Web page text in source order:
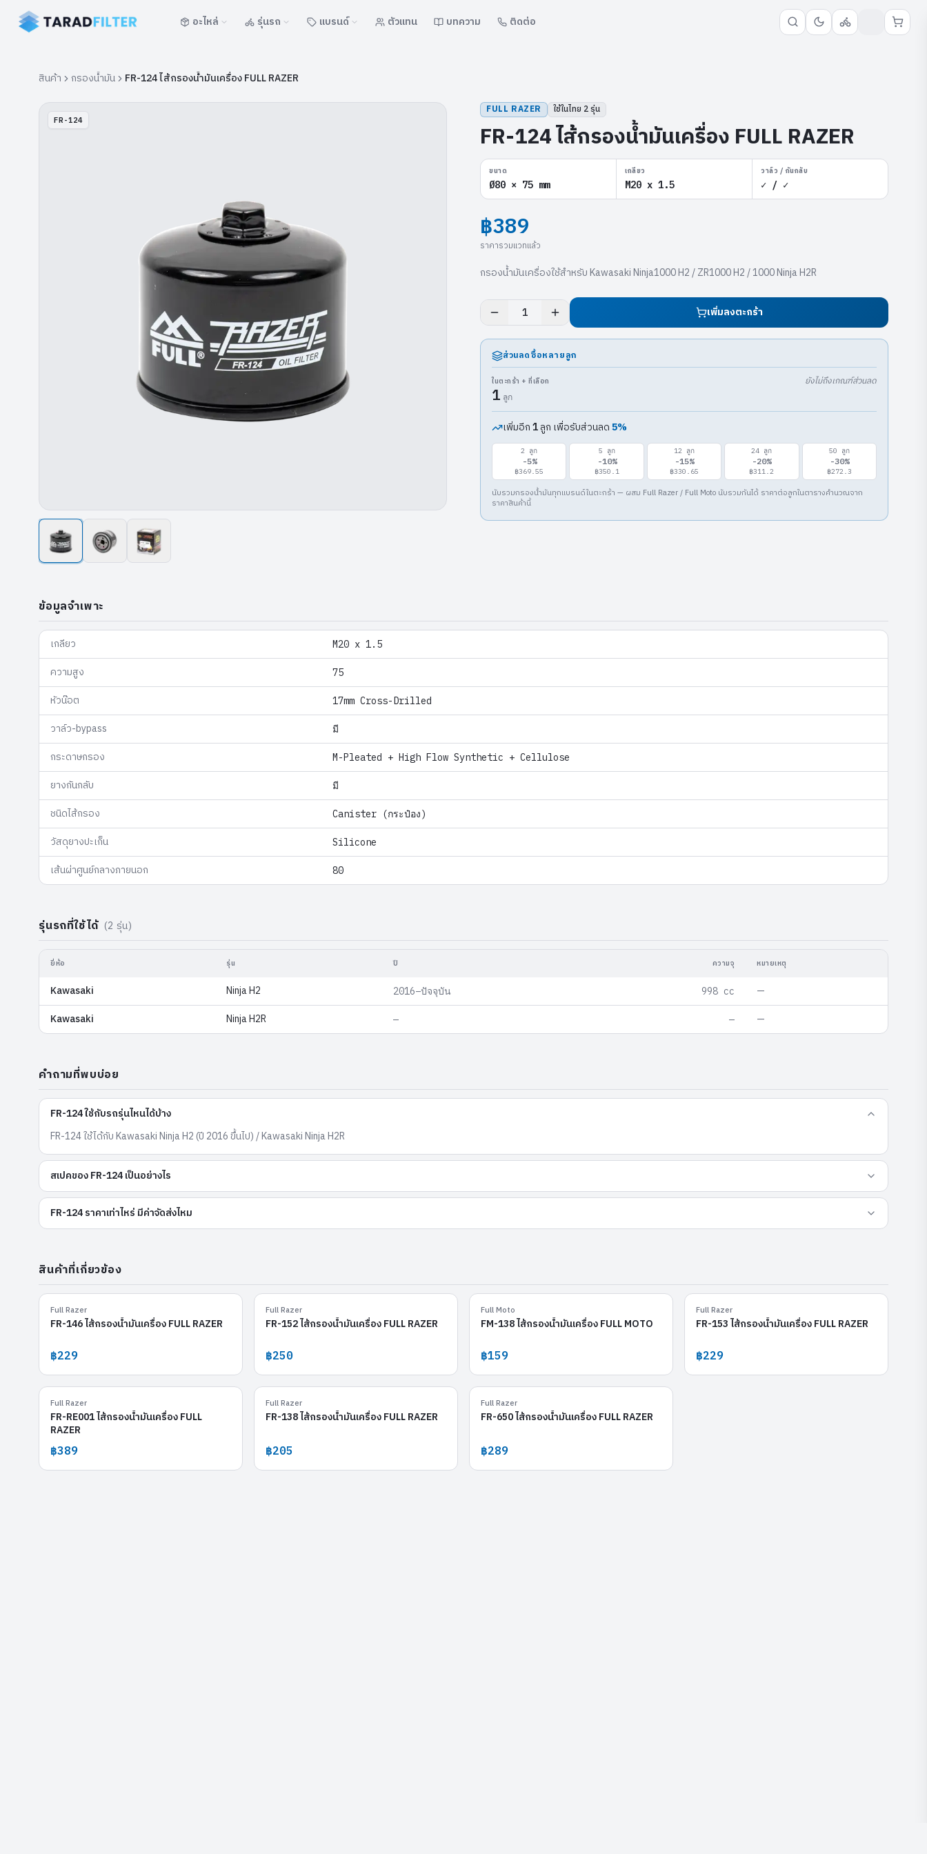
อะไหล่ รุ่นรถ แบรนด์ ตัวแทน บทความ ติดต่อ
สินค้า กรองน้ำมัน FR-124 ไส้กรองน้ำมันเครื่อง FULL RAZER
FR-124
FULL RAZER ใช้ในไทย 2รุ่น
FR-124 ไส้กรองน้ำมันเครื่อง FULL RAZER
ขนาด
Ø80 × 75 mm
เกลียว
M20 x 1.5
วาล์ว / กันกลับ
✓ / ✓
฿389
ราคารวมแวทแล้ว
กรองน้ำมันเครื่องใช้สำหรับ Kawasaki Ninja1000 H2 / ZR1000 H2 / 1000 Ninja H2R
1 เพิ่มลงตะกร้า
ส่วนลดซื้อหลายลูก
ในตะกร้า + ที่เลือก
1 ลูก
ยังไม่ถึงเกณฑ์ส่วนลด
เพิ่มอีก 1ลูก เพื่อรับส่วนลด5%
2 ลูก
-5%
฿369.55
5 ลูก
-10%
฿350.1
12 ลูก
-15%
฿330.65
24 ลูก
-20%
฿311.2
50 ลูก
-30%
฿272.3
นับรวมกรองน้ำมันทุกแบรนด์ในตะกร้า — ผสม Full Razer / Full Moto นับรวมกันได้ ราคาต่อลูกในตารางคำนวณจาก
ราคาสินค้านี้
ข้อมูลจำเพาะ
เกลียว M20 x 1.5
ความสูง 75
หัวน๊อต 17mm Cross-Drilled
วาล์ว-bypass มี
กระดาษกรอง M-Pleated + High Flow Synthetic + Cellulose
ยางกันกลับ มี
ชนิดไส้กรอง Canister (กระป๋อง)
วัสดุยางปะเก็น Silicone
เส้นผ่าศูนย์กลางภายนอก 80
รุ่นรถที่ใช้ได้ (2 รุ่น)
ยี่ห้อ รุ่น ปี ความจุ หมายเหตุ
Kawasaki Ninja H2 2016–ปัจจุบัน 998 cc
—
Kawasaki
Ninja H2R — — —
คำถามที่พบบ่อย
FR-124 ใช้กับรถรุ่นไหนได้บ้าง
FR-124 ใช้ได้กับ Kawasaki Ninja H2 (ปี 2016 ขึ้นไป) / Kawasaki Ninja H2R
สเปคของ FR-124 เป็นอย่างไร
FR-124 ราคาเท่าไหร่ มีค่าจัดส่งไหม
สินค้าที่เกี่ยวข้อง
Full Razer
FR-146 ไส้กรองน้ำมันเครื่อง FULL RAZER
฿229
Full Razer
FR-152 ไส้กรองน้ำมันเครื่อง FULL RAZER
฿250
Full Moto
FM-138 ไส้กรองน้ำมันเครื่อง FULL MOTO
฿159
Full Razer
FR-153 ไส้กรองน้ำมันเครื่อง FULL RAZER
฿229
Full Razer
FR-RE001 ไส้กรองน้ำมันเครื่อง FULL
RAZER
฿389
Full Razer
FR-138 ไส้กรองน้ำมันเครื่อง FULL RAZER
฿205
Full Razer
FR-650 ไส้กรองน้ำมันเครื่อง FULL RAZER
฿289